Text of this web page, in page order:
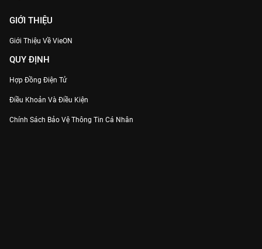
GIỚI THIỆU
Giới Thiệu Về VieON
QUY ĐỊNH
Hợp Đồng Điện Tử
Điều Khoản Và Điều Kiện
Chính Sách Bảo Vệ Thông Tin Cá Nhân